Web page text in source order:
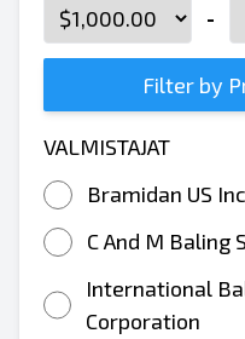
-
Filter by
VALMISTAJAT
Bramidan US Inc
C And M Baling
International
Corporation